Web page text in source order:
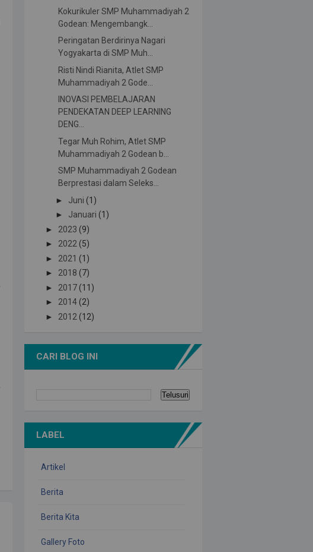
Kokurikuler SMP Muhammadiyah 2
Godean: Mengembangk...
Peringatan Berdirinya Nagari
Yogyakarta di SMP Muh...
Risti Nindi Rianita, Atlet SMP
Muhammadiyah 2 Gode...
INOVASI PEMBELAJARAN
PENDEKATAN DEEP LEARNING
DENG...
Tegar Muh Rohim, Atlet SMP
Muhammadiyah 2 Godean b...
SMP Muhammadiyah 2 Godean
Berprestasi dalam Seleks...
► Juni (1)
► Januari (1)
► 2023 (9)
► 2022 (5)
► 2021 (1)
► 2018 (7)
► 2017 (11)
► 2014 (2)
► 2012 (12)
CARI BLOG INI
LABEL
Artikel
Berita
Berita Kita
Gallery Foto